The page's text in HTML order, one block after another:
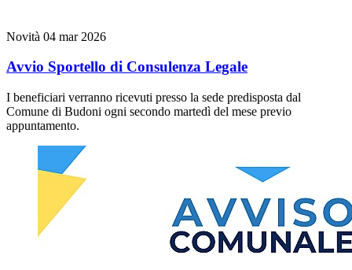
Novità 04 mar 2026
Avvio Sportello di Consulenza Legale
I beneficiari verranno ricevuti presso la sede predisposta dal
Comune di Budoni ogni secondo martedì del mese previo
appuntamento.